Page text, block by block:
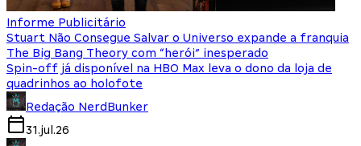
Informe Publicitário
Stuart Não Consegue Salvar o Universo expande a franquia
The Big Bang Theory com “herói” inesperado
Spin-off já disponível na HBO Max leva o dono da loja de
quadrinhos ao holofote
Redação NerdBunker
31.jul.26